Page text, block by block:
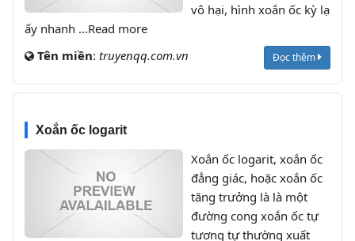
vô hại, hình xoắn ốc kỳ lạ
ấy nhanh ...Read more
Tên miền: truyenqq.com.vn Đọc thêm
Xoắn ốc logarit
Xoắn ốc logarit, xoắn ốc
đẳng giác, hoặc xoắn ốc
tăng trưởng là là một
đường cong xoắn ốc tự
tương tự thường xuất